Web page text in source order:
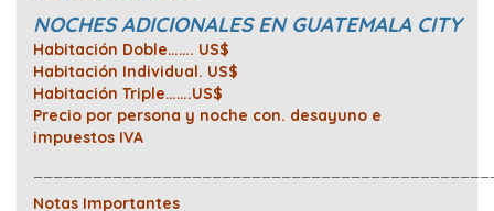
NOCHES ADICIONALES EN GUATEMALA CITY
Habitación Doble……. US$
Habitación Individual. US$
Habitación Triple…….US$
Precio por persona y noche con. desayuno e
impuestos IVA
Notas Importantes